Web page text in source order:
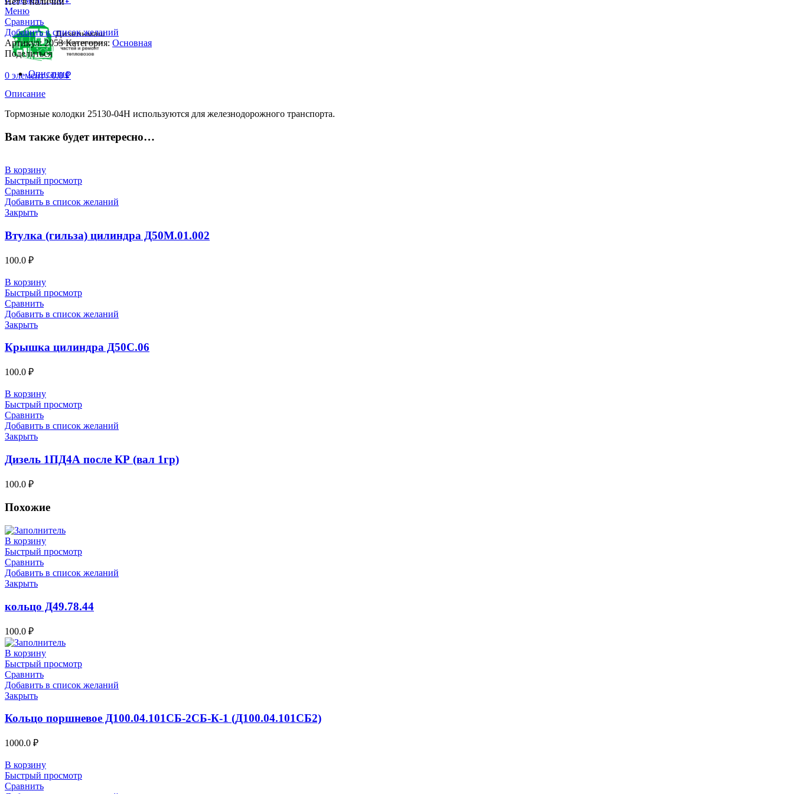
Меню
0 элемент / 0.0₽
Сравнить
Добавить в список желаний
Артикул:2053 Категория: Основная
Поделиться
Описание
Описание
Тормозные колодки 25130-04Н используются для железнодорожного транспорта.
Вам также будет интересно…
В корзину
Быстрый просмотр
Сравнить
Добавить в список желаний
Закрыть
Втулка (гильза) цилиндра Д50М.01.002
100.0 ₽
В корзину
Быстрый просмотр
Сравнить
Добавить в список желаний
Закрыть
Крышка цилиндра Д50С.06
100.0 ₽
В корзину
Быстрый просмотр
Сравнить
Добавить в список желаний
Закрыть
Дизель 1ПД4А после КР (вал 1гр)
100.0 ₽
Похожие
В корзину
Быстрый просмотр
Сравнить
Добавить в список желаний
Закрыть
кольцо Д49.78.44
100.0 ₽
В корзину
Быстрый просмотр
Сравнить
Добавить в список желаний
Закрыть
Кольцо поршневое Д100.04.101СБ-2СБ-К-1 (Д100.04.101СБ2)
1000.0 ₽
В корзину
Быстрый просмотр
Сравнить